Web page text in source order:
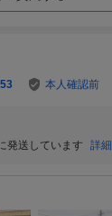
本人確認前
発送しています
詳細